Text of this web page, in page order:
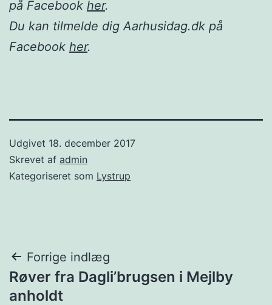
på Facebook her.
Du kan tilmelde dig Aarhusidag.dk på
Facebook her.
Udgivet 18. december 2017
Skrevet af admin
Kategoriseret som Lystrup
Indlægsnavigation
Forrige indlæg
Røver fra Dagli’brugsen i Mejlby
anholdt